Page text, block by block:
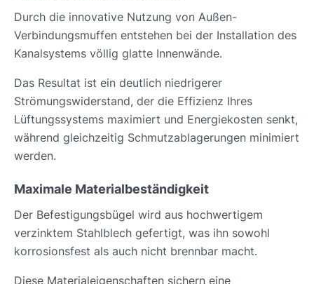
Durch die innovative Nutzung von Außen-
Verbindungsmuffen entstehen bei der Installation des
Kanalsystems völlig glatte Innenwände.
Das Resultat ist ein deutlich niedrigerer
Strömungswiderstand, der die Effizienz Ihres
Lüftungssystems maximiert und Energiekosten senkt,
während gleichzeitig Schmutzablagerungen minimiert
werden.
Maximale Materialbeständigkeit
Der Befestigungsbügel wird aus hochwertigem
verzinktem Stahlblech gefertigt, was ihn sowohl
korrosionsfest als auch nicht brennbar macht.
Diese Materialeigenschaften sichern eine